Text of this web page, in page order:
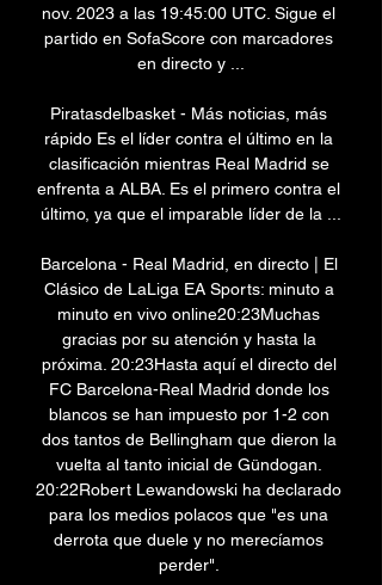
nov. 2023 a las 19:45:00 UTC. Sigue el
partido en SofaScore con marcadores
en directo y ...
Piratasdelbasket - Más noticias, más
rápido Es el líder contra el último en la
clasificación mientras Real Madrid se
enfrenta a ALBA. Es el primero contra el
último, ya que el imparable líder de la ...
Barcelona - Real Madrid, en directo | El
Clásico de LaLiga EA Sports: minuto a
minuto en vivo online20:23Muchas
gracias por su atención y hasta la
próxima. 20:23Hasta aquí el directo del
FC Barcelona-Real Madrid donde los
blancos se han impuesto por 1-2 con
dos tantos de Bellingham que dieron la
vuelta al tanto inicial de Gündogan.
20:22Robert Lewandowski ha declarado
para los medios polacos que "es una
derrota que duele y no merecíamos
perder".